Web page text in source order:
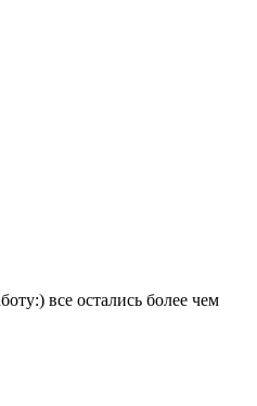
все остались более чем